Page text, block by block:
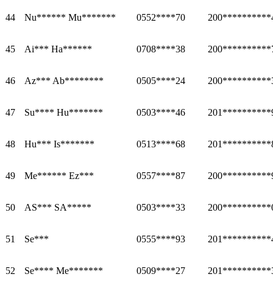
44 Nu****** Mu******* 0552****70
45 Ai*** Ha****** 0708****38
46 Az*** Ab******** 0505****24
47 Su**** Hu******* 0503****46
48 Hu*** Is******* 0513****68
49 Me****** Ez*** 0557****87
50 AS*** SA***** 0503****33
51 Se*** 0555****93
52 Se**** Me******* 0509****27